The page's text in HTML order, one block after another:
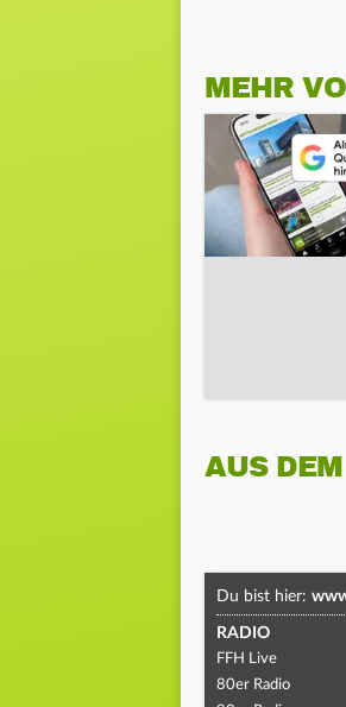
MEHR
AUS
Du bist hier:
RADIO
FFH Live
80er Radio